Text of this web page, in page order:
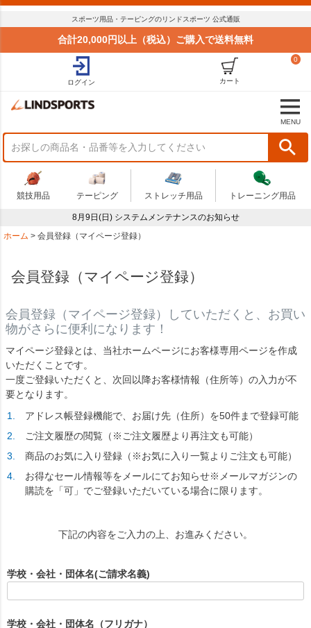
スポーツ用品・テーピングのリンドスポーツ 公式通販
合計20,000円以上（税込）ご購入で送料無料
ログイン
0
カート
MENU
競技用品 テーピング ストレッチ用品 トレーニング用品
8月9日(日) システムメンテナンスのお知らせ
ホーム
会員登録（マイページ登録）
会員登録（マイページ登録）
会員登録（マイページ登録）していただくと、お買い
物がさらに便利になります！
マイページ登録とは、当社ホームページにお客様専用ページを作成
いただくことです。
一度ご登録いただくと、次回以降お客様情報（住所等）の入力が不
要となります。
アドレス帳登録機能で、お届け先（住所）を50件まで登録可能
ご注文履歴の閲覧（※ご注文履歴より再注文も可能）
商品のお気に入り登録（※お気に入り一覧よりご注文も可能）
お得なセール情報等をメールにてお知らせ※メールマガジンの
購読を「可」でご登録いただいている場合に限ります。
下記の内容をご入力の上、お進みください。
学校・会社・団体名(ご請求名義)
学校・会社・団体名（フリガナ）